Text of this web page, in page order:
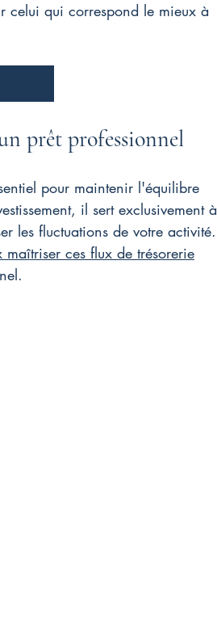
celui qui correspond le mieux à
prêt professionnel
pour maintenir l'équilibre
il sert exclusivement à
les fluctuations de votre activité.
ces flux de trésorerie